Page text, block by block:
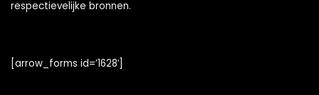
respectievelijke bronnen.
[arrow_forms id=’1628′]